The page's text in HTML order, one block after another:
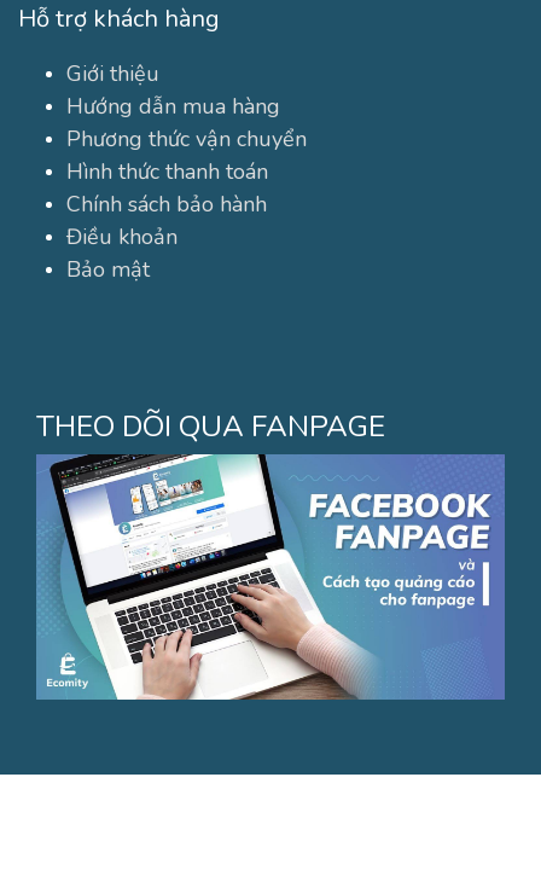
Hỗ trợ khách hàng
Giới thiệu
Hướng dẫn mua hàng
Phương thức vận chuyển
Hình thức thanh toán
Chính sách bảo hành
Điều khoản
Bảo mật
THEO DÕI QUA FANPAGE